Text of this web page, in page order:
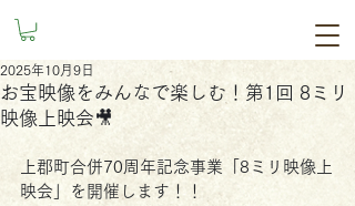
お宝映像をみんなで楽しむ！第1回 8ミリ
映像上映会🎥
2025年10月9日
上郡町合併70周年記念事業「8ミリ映像上
映会」を開催します！！